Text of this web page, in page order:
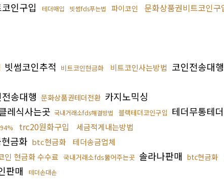
인구입 테더매입 빗썸fds푸는법 파이코인 문화상품권비트코인구
빗썸코인추적 비트코인현금화 비트코인사는방법 코인전송대행
송대행 문화상품권테더전환 카지노믹싱
레식사는곳 국내거래소fds해결방법 블랙테더코인구입 테더무통테
trc20원화구입 세금적게내는방법
금화 btc현금화 테더송금업체
인 현금화 수수료 국내거래소fds뚫어주는곳 솔라나판매 btc현금화
판매 테더손대손